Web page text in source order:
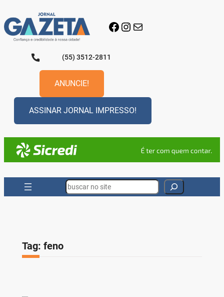
para
o
conteúdo
Facebook
Instagram
E-mail
(55) 3512-2811
ANUNCIE!
ASSINAR JORNAL IMPRESSO!
Search
Tag: feno